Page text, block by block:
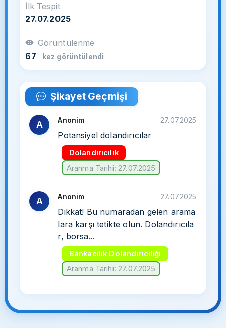
İlk Tespit
27.07.2025
Görüntülenme
67
kez görüntülendi
Şikayet Geçmişi
A Anonim 27.07.2025
Potansiyel dolandırıcılar
Dolandırıcılık
Aranma Tarihi: 27.07.2025
A Anonim 27.07.2025
Dikkat! Bu numaradan gelen arama
lara karşı tetikte olun. Dolandırıcıla
r, borsa...
Bankacılık Dolandırıcılığı
Aranma Tarihi: 27.07.2025